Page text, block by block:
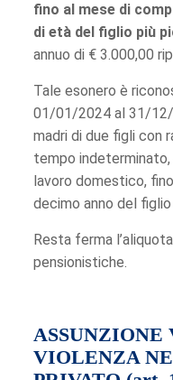
fino al mese di
di età del figlio più
annuo di € 3.000,00
Tale esonero è
01/01/2024 al 31/
madri di due figli con
tempo
lavoro domestico,
decimo anno del
Resta ferma
pensionistiche.
VIOLENZA